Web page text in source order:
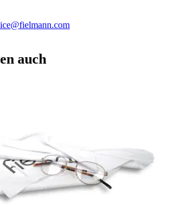
auch